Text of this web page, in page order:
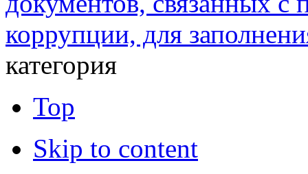
коррупции, для
категория
Top
Skip to content